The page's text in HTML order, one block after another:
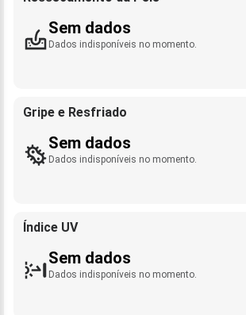
Sem dados
Dados indisponíveis no momento.
Gripe e Resfriado
Sem dados
Dados indisponíveis no momento.
Índice UV
Sem dados
Dados indisponíveis no momento.